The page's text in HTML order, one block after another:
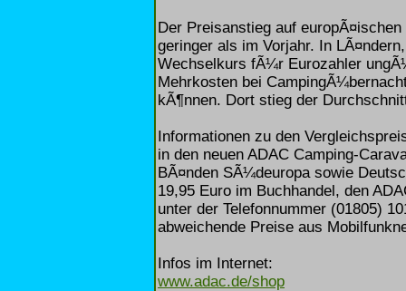
Der Preisanstieg auf
geringer als im Vorjahr. In
Wechselkurs fÃ¼r Eurozahler
Mehrkosten bei
kÃ¶nnen. Dort stieg der
Informationen zu den
in den neuen ADAC Camping-
BÃ¤nden SÃ¼deuropa sowie
19,95 Euro im Buchhandel, den
unter der Telefonnummer (01805)
abweichende Preise aus
Infos im Internet:
www.adac.de/shop